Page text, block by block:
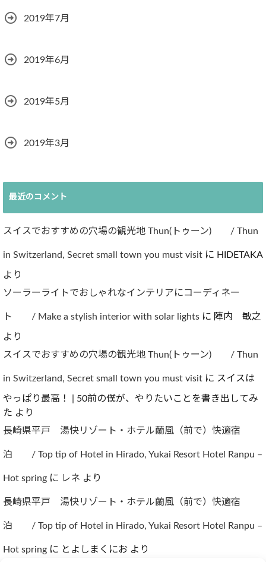
2019年7月
2019年6月
2019年5月
2019年3月
最近のコメント
スイスでおすすめの穴場の観光地 Thun(トゥーン) / Thun
in Switzerland, Secret small town you must visit に HIDETAKA
より
ソーラーライトでおしゃれなインテリアにコーディネー
ト / Make a stylish interior with solar lights に 陣内 敏之
より
スイスでおすすめの穴場の観光地 Thun(トゥーン) / Thun
in Switzerland, Secret small town you must visit に スイスは
やっぱり最高！ | 50前の僕が、やりたいことを書き出してみ
た より
長崎県平戸 湯快リゾート・ホテル蘭風（前で）快適宿
泊 / Top tip of Hotel in Hirado, Yukai Resort Hotel Ranpu –
Hot spring に レネ より
長崎県平戸 湯快リゾート・ホテル蘭風（前で）快適宿
泊 / Top tip of Hotel in Hirado, Yukai Resort Hotel Ranpu –
Hot spring に とよしまくにお より